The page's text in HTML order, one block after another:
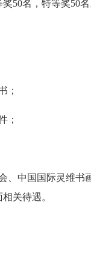
50名，特等奖50名
；
；
、中国国际灵维
关待遇。